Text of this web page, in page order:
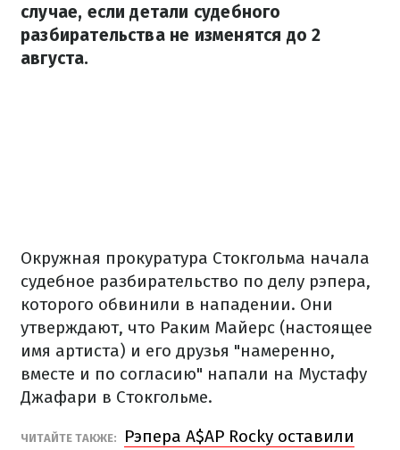
случае, если детали судебного
разбирательства не изменятся до 2
августа.
Окружная прокуратура Стокгольма начала
судебное разбирательство по делу рэпера,
которого обвинили в нападении. Они
утверждают, что Раким Майерс (настоящее
имя артиста) и его друзья "намеренно,
вместе и по согласию" напали на Мустафу
Джафари в Стокгольме.
ЧИТАЙТЕ ТАКЖЕ:
Рэпера A$AP Rocky оставили